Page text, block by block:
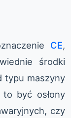
CE,
środki
typu maszyny
to być osłony
czy